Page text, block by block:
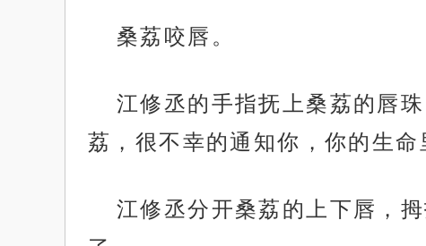
桑荔咬唇。
江修丞的手指抚上桑荔的唇
荔，很不幸的通知你，你的生命
江修丞分开桑荔的上下唇，